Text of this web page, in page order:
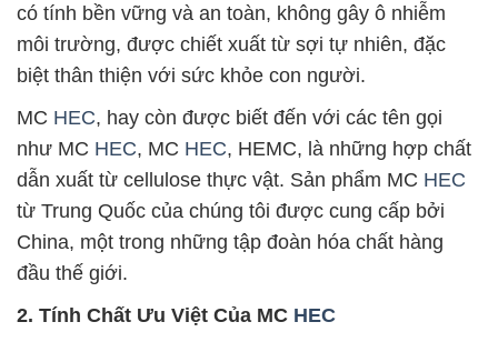
có tính bền vững và an toàn, không gây ô nhiễm
môi trường, được chiết xuất từ sợi tự nhiên, đặc
biệt thân thiện với sức khỏe con người.
MC HEC, hay còn được biết đến với các tên gọi
như MC HEC, MC HEC, HEMC, là những hợp chất
dẫn xuất từ cellulose thực vật. Sản phẩm MC HEC
từ Trung Quốc của chúng tôi được cung cấp bởi
China, một trong những tập đoàn hóa chất hàng
đầu thế giới.
2. Tính Chất Ưu Việt Của MC HEC